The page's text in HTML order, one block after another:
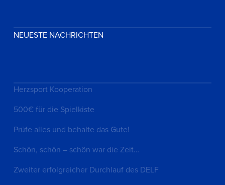
NEUESTE NACHRICHTEN
Herzsport Kooperation
500€ für die Spielkiste
Prüfe alles und behalte das Gute!
Schön, schön – schön war die Zeit…
Zweiter erfolgreicher Durchlauf des DELF